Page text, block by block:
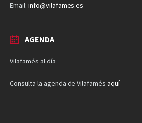
Email: info@vilafames.es
AGENDA
Vilafamés al día
Consulta la agenda de Vilafamés aquí